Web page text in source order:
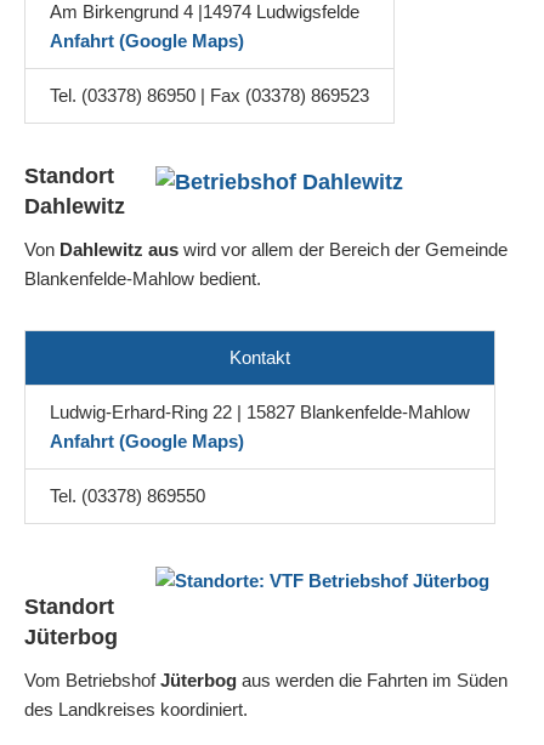
Am Birkengrund 4 |14974 Ludwigsfelde
Anfahrt (Google Maps)
Tel. (03378) 86950 | Fax (03378) 869523
Standort
Dahlewitz
Von Dahlewitz aus wird vor allem der Bereich der Gemeinde
Blankenfelde-Mahlow bedient.
Kontakt
Ludwig-Erhard-Ring 22 | 15827 Blankenfelde-Mahlow
Anfahrt (Google Maps)
Tel. (03378) 869550
Standort
Jüterbog
Vom BetriebshofJüterbog aus werden die Fahrten im Süden
des Landkreises koordiniert.